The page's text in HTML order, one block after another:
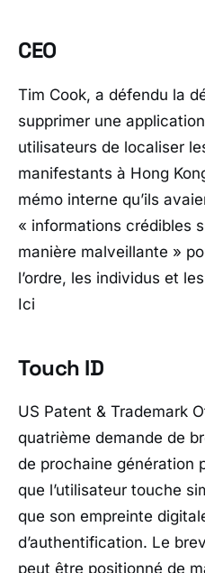
CEO
Tim Cook, a défendu la
supprimer une
utilisateurs de localiser
manifestants à Hong
mémo interne qu’ils
« informations crédibles
manière malveillante »
l’ordre, les individus et
Ici
Touch ID
US Patent & Trademark
quatrième demande de
de prochaine génération
que l’utilisateur touche
que son empreinte
d’authentification. Le
peut être positionné de